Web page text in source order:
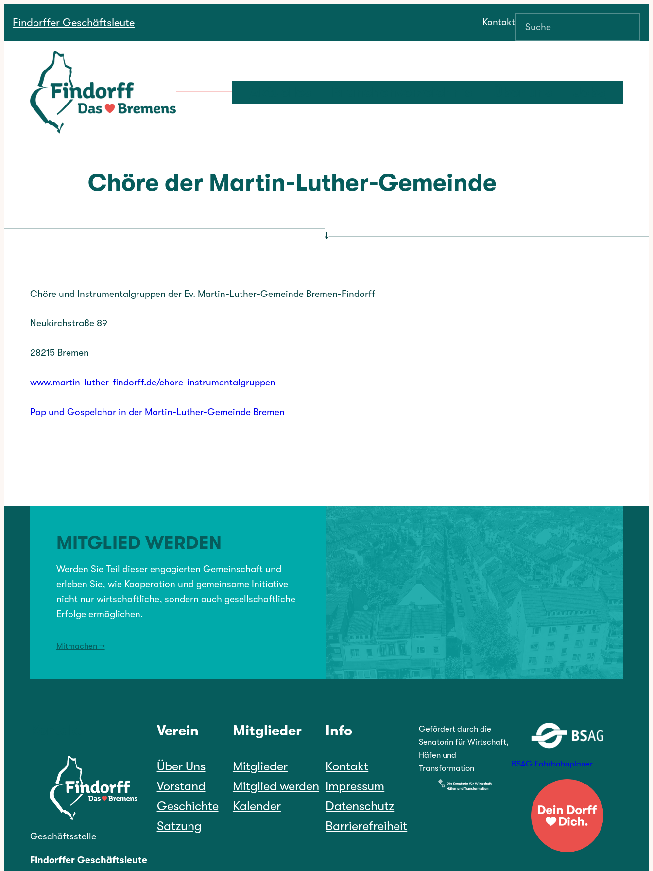
Direkt zum Menü
Direkt zum Inhalt
Findorffer Geschäftsleute Kontakt
Suchen
Chöre der Martin-Luther-Gemeinde
↓
Chöre und Instrumentalgruppen der Ev. Martin-Luther-Gemeinde Bremen-Findorff
Neukirchstraße 89
28215 Bremen
www.martin-luther-findorff.de/chore-instrumentalgruppen
Pop und Gospelchor in der Martin-Luther-Gemeinde Bremen
MITGLIED WERDEN
Werden Sie Teil dieser engagierten Gemeinschaft und
erleben Sie, wie Kooperation und gemeinsame Initiative
nicht nur wirtschaftliche, sondern auch gesellschaftliche
Erfolge ermöglichen.
Mitmachen →
Geschäftsstelle
Findorffer Geschäftsleute
Verein
Über Uns
Vorstand
Geschichte
Satzung
Mitglieder
Mitglieder
Mitglied werden
Kalender
Info
Kontakt
Impressum
Datenschutz
Barrierefreiheit
Gefördert durch die
Senatorin für Wirtschaft,
Häfen und
Transformation
BSAG Fahrbahnplaner